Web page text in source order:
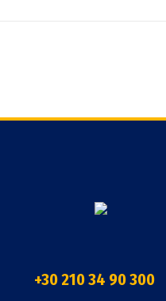
+30 210 34 90 300